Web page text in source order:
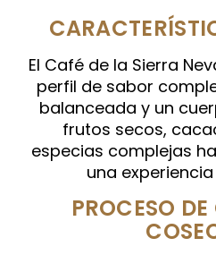
El Café de la Sierra
perfil de sabor
balanceada y un
frutos secos,
especias complejas
una
PROCESO